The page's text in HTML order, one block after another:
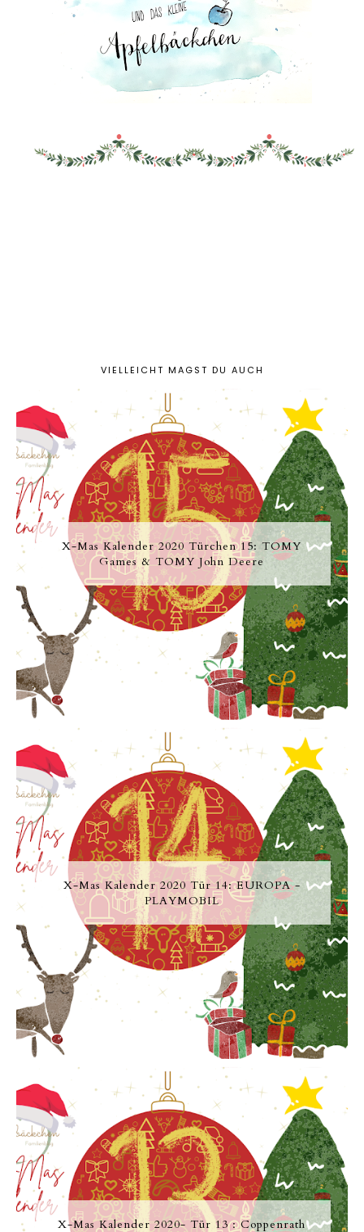
VIELLEICHT MAGST DU AUCH
X-Mas Kalender 2020 Türchen 15: TOMY
Games & TOMY John Deere
X-Mas Kalender 2020 Tür 14: EUROPA -
PLAYMOBIL
X-Mas Kalender 2020- Tür 13 : Coppenrath